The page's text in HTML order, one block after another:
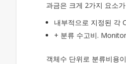
과금은 크게 2가지 요소
내부적으로 지정된 각
+ 분류 수고비.
객체수 단위로 분류비용